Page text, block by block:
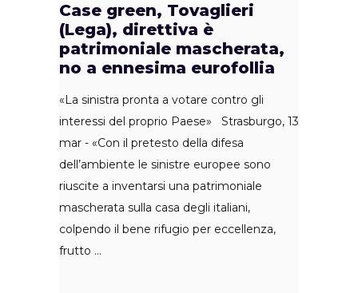
Case green, Tovaglieri
(Lega), direttiva è
patrimoniale mascherata,
no a ennesima eurofollia
«La sinistra pronta a votare contro gli
interessi del proprio Paese» Strasburgo, 13
mar - «Con il pretesto della difesa
dell’ambiente le sinistre europee sono
riuscite a inventarsi una patrimoniale
mascherata sulla casa degli italiani,
colpendo il bene rifugio per eccellenza,
frutto